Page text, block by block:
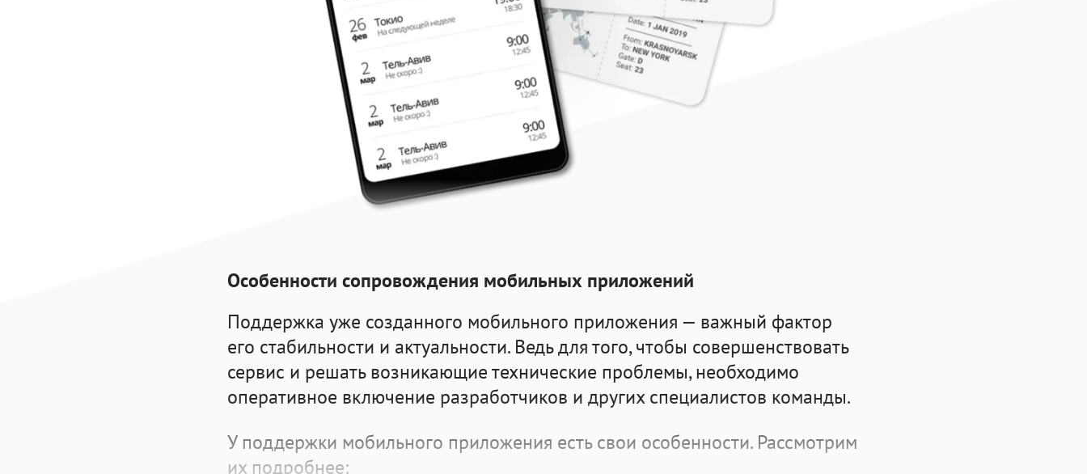
Особенностисопровождения мобильных приложений
Поддержка уже созданного мобильного приложения — важный фактор
его стабильности и актуальности. Ведь для того, чтобы совершенствовать
сервис и решать возникающие технические проблемы, необходимо
оперативное включение разработчиков и других специалистов команды.
У поддержки мобильного приложения есть свои особенности. Рассмотрим
их подробнее: